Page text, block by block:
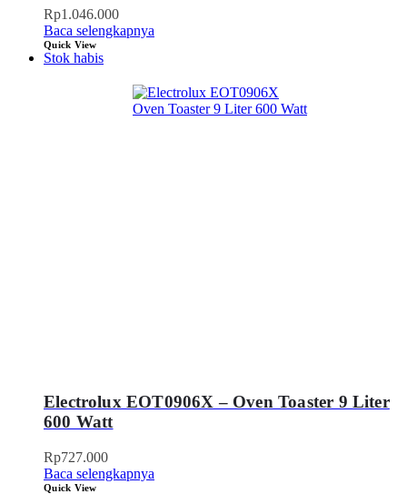
Rp1.046.000
Baca selengkapnya
Quick View
Stok habis
Electrolux EOT0906X – Oven Toaster 9 Liter
600 Watt
Rp727.000
Baca selengkapnya
Quick View